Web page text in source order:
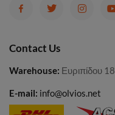
Contact Us
Warehouse: Ευριπίδου 18
E-mail: info@olvios.net